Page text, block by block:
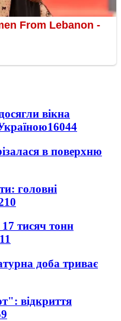
вікна
16044
в поверхню
головні
тисяч тонн
доба триває
відкриття